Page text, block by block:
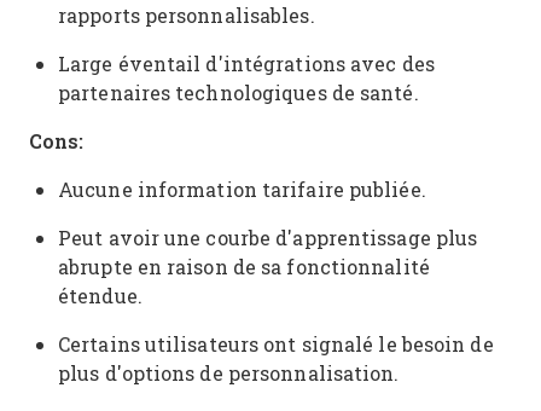
rapports personnalisables.
Large éventail d'intégrations avec des
partenaires technologiques de santé.
Cons:
Aucune information tarifaire publiée.
Peut avoir une courbe d'apprentissage plus
abrupte en raison de sa fonctionnalité
étendue.
Certains utilisateurs ont signalé le besoin de
plus d'options de personnalisation.